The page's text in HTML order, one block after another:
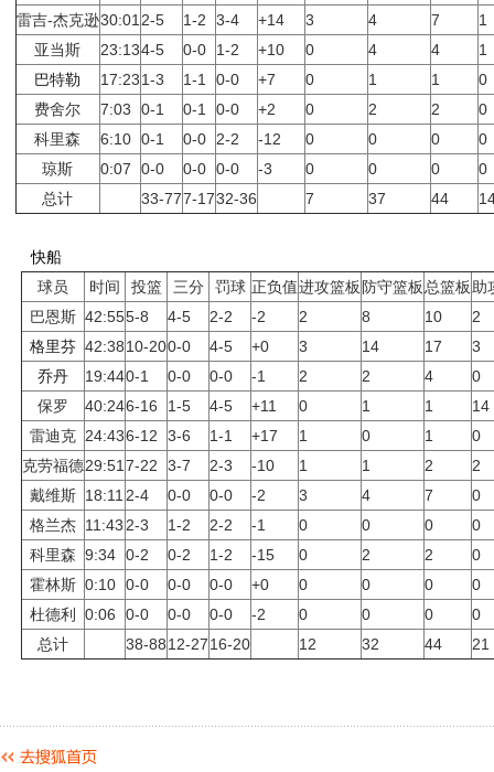
雷吉-杰克逊30:01 2-5 1-2 3-4 +14 3 4 7
1
亚当斯
23:134-5 0-0 1-2 +10 0 4 4
1
巴特勒
17:231-3 1-1 0-0 +7 0 1 1
0
费舍尔
7:03 0-1 0-1 0-0 +2 0 2 2
0
科里森
6:10 0-1 0-0 2-2 -12 0 0 0
0
琼斯
0:07 0-0 0-0 0-0 -3 0 0 0
0
总计
33-777-1732-36 7 37 44
快船
球员
时间 投篮 三分 罚球 正负值进攻篮板 防守篮板 总篮板 助
巴恩斯 42:555-8 4-5 2-2 -2 2 8 10
2
格里芬 42:3810-200-0 4-5 +0 3 14 17
3
乔丹
19:440-1 0-0 0-0 -1 2 2 4
0
保罗
40:246-16 1-5 4-5 +11 0 1 1
14
雷迪克 24:436-12 3-6 1-1 +17 1 0 1
0
克劳福德29:51 7-22 3-7 2-3 -10 1 1 2
2
戴维斯 18:11 2-4 0-0 0-0 -2 3 4 7
0
格兰杰 11:43 2-3 1-2 2-2 -1 0 0 0
0
科里森 9:34 0-2 0-2 1-2 -15 0 2 2
0
霍林斯 0:10 0-0 0-0 0-0 +0 0 0 0
0
杜德利
0:06 0-0 0-0 0-0 -2 0 0 0
0
总计
38-8812-2716-20 12 32 44 21